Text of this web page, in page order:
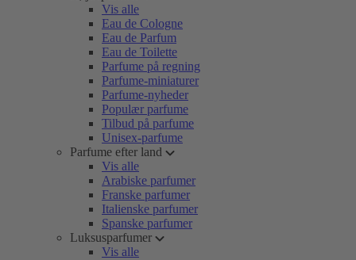
Vis alle
Eau de Cologne
Eau de Parfum
Eau de Toilette
Parfume på regning
Parfume-miniaturer
Parfume-nyheder
Populær parfume
Tilbud på parfume
Unisex-parfume
Parfume efter land
Vis alle
Arabiske parfumer
Franske parfumer
Italienske parfumer
Spanske parfumer
Luksusparfumer
Vis alle